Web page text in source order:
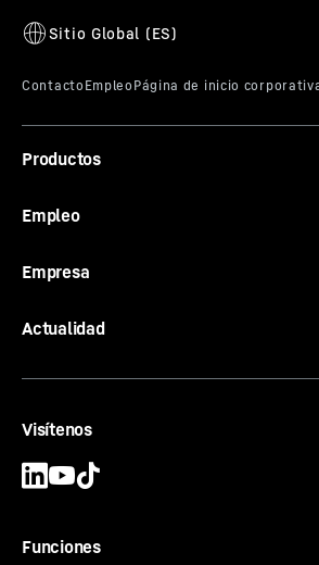
Productos
Empleo
Empresa
Actualidad
Visítenos
Funciones